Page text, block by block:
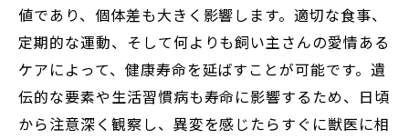
値であり、個体差も大きく影響します。適切な食事、
定期的な運動、そして何よりも飼い主さんの愛情ある
ケアによって、健康寿命を延ばすことが可能です。遺
伝的な要素や生活習慣病も寿命に影響するため、日頃
から注意深く観察し、異変を感じたらすぐに獣医に相